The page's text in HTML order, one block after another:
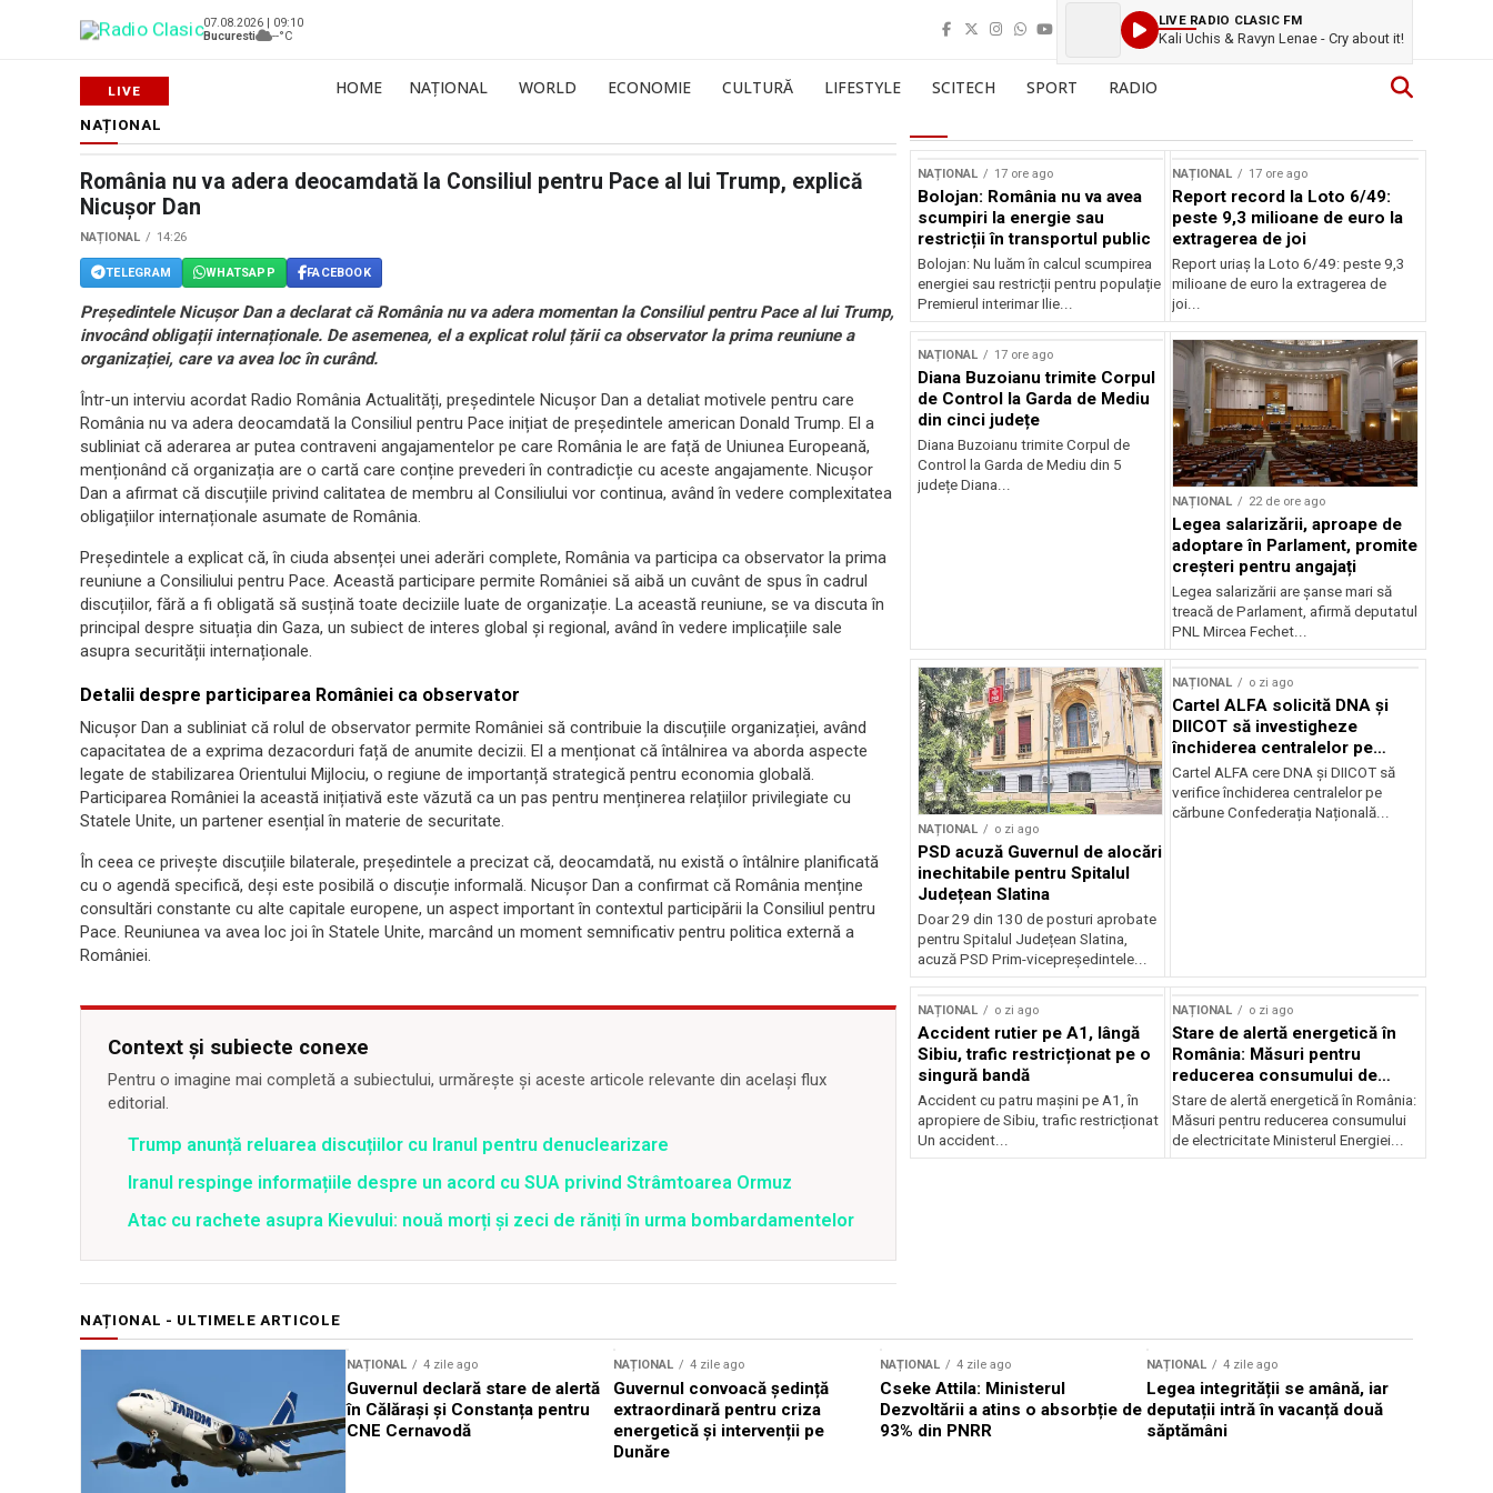
07.08.2026 | 09:10
Bucuresti
--°C
LIVE RADIO CLASIC FM
Kali Uchis & Ravyn Lenae - Cry about it!
HOME NAȚIONAL WORLD ECONOMIE CULTURĂ LIFESTYLE SCITECH SPORT RADIO
NAȚIONAL
România nu va adera deocamdată la Consiliul pentru Pace al lui Trump, explică
Nicușor Dan
NAȚIONAL 14:26
TELEGRAM WHATSAPP FACEBOOK
Președintele Nicușor Dan a declarat că România nu va adera momentan la Consiliul pentru Pace al lui Trump,
invocând obligații internaționale. De asemenea, el a explicat rolul țării ca observator la prima reuniune a
organizației, care va avea loc în curând.
Într-un interviu acordat Radio România Actualități, președintele Nicușor Dan a detaliat motivele pentru care
România nu va adera deocamdată la Consiliul pentru Pace inițiat de președintele american Donald Trump. El a
subliniat că aderarea ar putea contraveni angajamentelor pe care România le are față de Uniunea Europeană,
menționând că organizația are o cartă care conține prevederi în contradicție cu aceste angajamente. Nicușor
Dan a afirmat că discuțiile privind calitatea de membru al Consiliului vor continua, având în vedere complexitatea
obligațiilor internaționale asumate de România.
Președintele a explicat că, în ciuda absenței unei aderări complete, România va participa ca observator la prima
reuniune a Consiliului pentru Pace. Această participare permite României să aibă un cuvânt de spus în cadrul
discuțiilor, fără a fi obligată să susțină toate deciziile luate de organizație. La această reuniune, se va discuta în
principal despre situația din Gaza, un subiect de interes global și regional, având în vedere implicațiile sale
asupra securității internaționale.
Detalii despre participarea României ca observator
Nicușor Dan a subliniat că rolul de observator permite României să contribuie la discuțiile organizației, având
capacitatea de a exprima dezacorduri față de anumite decizii. El a menționat că întâlnirea va aborda aspecte
legate de stabilizarea Orientului Mijlociu, o regiune de importanță strategică pentru economia globală.
Participarea României la această inițiativă este văzută ca un pas pentru menținerea relațiilor privilegiate cu
Statele Unite, un partener esențial în materie de securitate.
În ceea ce privește discuțiile bilaterale, președintele a precizat că, deocamdată, nu există o întâlnire planificată
cu o agendă specifică, deși este posibilă o discuție informală. Nicușor Dan a confirmat că România menține
consultări constante cu alte capitale europene, un aspect important în contextul participării la Consiliul pentru
Pace. Reuniunea va avea loc joi în Statele Unite, marcând un moment semnificativ pentru politica externă a
României.
Context și subiecte conexe
Pentru o imagine mai completă a subiectului, urmărește și aceste articole relevante din același flux
editorial.
Trump anunță reluarea discuțiilor cu Iranul pentru denuclearizare
Iranul respinge informațiile despre un acord cu SUA privind Strâmtoarea Ormuz
Atac cu rachete asupra Kievului: nouă morți și zeci de răniți în urma bombardamentelor
NAȚIONAL 17 ore ago
Bolojan: România nu va avea
scumpiri la energie sau
restricții în transportul public
Bolojan: Nu luăm în calcul scumpirea
energiei sau restricții pentru populație
Premierul interimar Ilie...
NAȚIONAL 17 ore ago
Report record la Loto 6/49:
peste 9,3 milioane de euro la
extragerea de joi
Report uriaș la Loto 6/49: peste 9,3
milioane de euro la extragerea de
joi...
NAȚIONAL 17 ore ago
Diana Buzoianu trimite Corpul
de Control la Garda de Mediu
din cinci județe
Diana Buzoianu trimite Corpul de
Control la Garda de Mediu din 5
județe Diana...
NAȚIONAL 22 de ore ago
Legea salarizării, aproape de
adoptare în Parlament, promite
creșteri pentru angajați
Legea salarizării are șanse mari să
treacă de Parlament, afirmă deputatul
PNL Mircea Fechet...
NAȚIONAL o zi ago
PSD acuză Guvernul de alocări
inechitabile pentru Spitalul
Județean Slatina
Doar 29 din 130 de posturi aprobate
pentru Spitalul Județean Slatina,
acuză PSD Prim-vicepreședintele...
NAȚIONAL o zi ago
Cartel ALFA solicită DNA și
DIICOT să investigheze
închiderea centralelor pe
cărbune
Cartel ALFA cere DNA și DIICOT să
verifice închiderea centralelor pe
cărbune Confederația Națională...
NAȚIONAL o zi ago
Accident rutier pe A1, lângă
Sibiu, trafic restricționat pe o
singură bandă
Accident cu patru mașini pe A1, în
apropiere de Sibiu, trafic restricționat
Un accident...
NAȚIONAL o zi ago
Stare de alertă energetică în
România: Măsuri pentru
reducerea consumului de
electricitate
Stare de alertă energetică în România:
Măsuri pentru reducerea consumului
de electricitate Ministerul Energiei...
NAȚIONAL - ULTIMELE ARTICOLE
NAȚIONAL 4 zile ago
Guvernul declară stare de alertă
în Călărași și Constanța pentru
CNE Cernavodă
NAȚIONAL 4 zile ago
Guvernul convoacă ședință
extraordinară pentru criza
energetică și intervenții pe
Dunăre
NAȚIONAL 4 zile ago
Cseke Attila: Ministerul
Dezvoltării a atins o absorbție de
93% din PNRR
NAȚIONAL 4 zile ago
Legea integrității se amână, iar
deputații intră în vacanță două
săptămâni